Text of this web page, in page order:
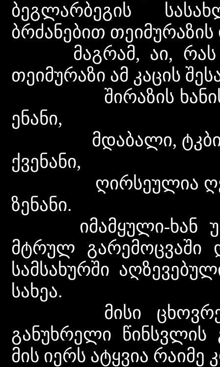
ბეგლარბეგის
ბრძანებით
მაგრამ, აი, რას
თეიმურაზი ამ კაცის
შირაზის ხანის
ენანი,
მდაბალი, ტკბილი,
ქვენანი,
ღირსეულია
ზენანი.
იმამყული-ხან
მტრულ გარემოცვაში
სამსახურში
სახეა.
მისი ცხოვრება
განუხრელი
მის იერს ატყვია რაიმე